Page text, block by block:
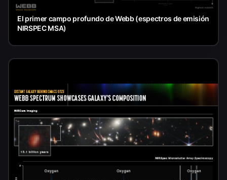
El primer campo profundo de Webb (espectros de emisión
NIRSPEC MSA)